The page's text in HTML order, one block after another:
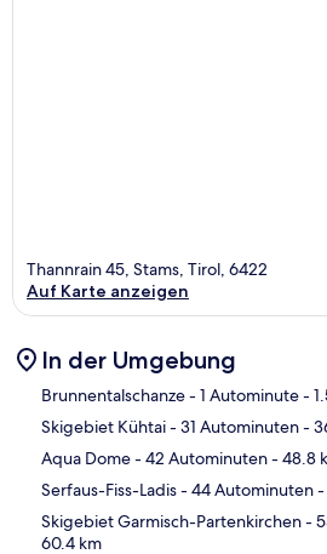
Thannrain 45, Stams, Tirol, 6422
Auf Karte anzeigen
In der Umgebung
Brunnentalschanze- 1 Autominute-
Skigebiet Kühtai- 31 Autominuten-
Aqua Dome- 42 Autominuten- 48.8
Serfaus-Fiss-Ladis- 44 Autominuten-
Skigebiet Garmisch-Partenkirchen-
60.4 km